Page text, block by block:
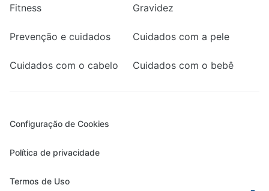
Fitness Gravidez
Prevenção e cuidados Cuidados com a pele
Cuidados com o cabelo Cuidados com o bebê
Configuração de Cookies
Política de privacidade
Termos de Uso